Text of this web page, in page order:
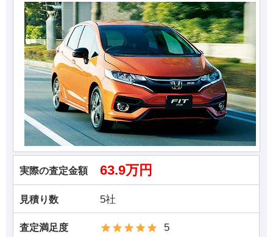
実際の査定金額 63.9万円
見積り数 5社
査定満足度 5